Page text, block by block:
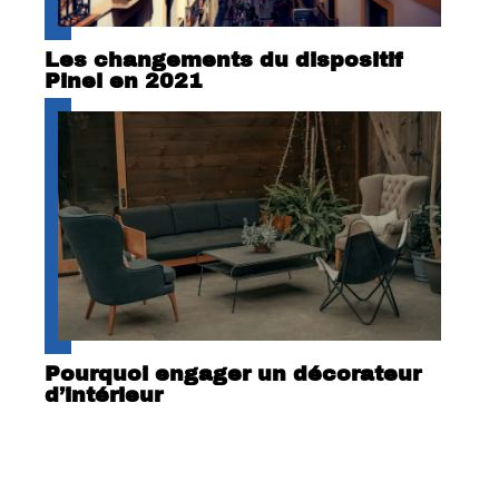
Les changements du dispositif
Pinel en 2021
Pourquoi engager un décorateur
d’intérieur